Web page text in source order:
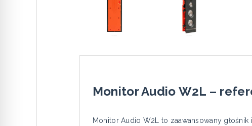
Monitor Audio W2L –
Monitor Audio W2L to zaawansowany